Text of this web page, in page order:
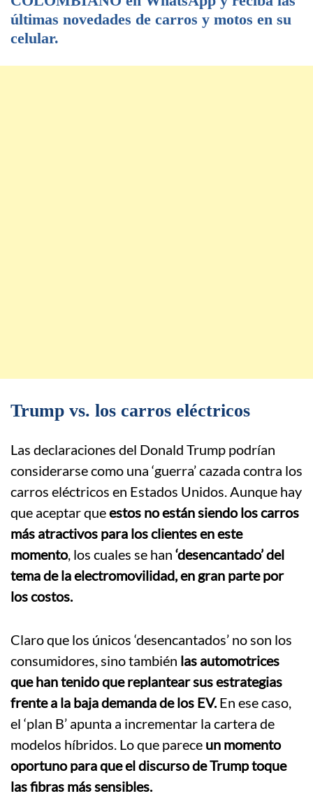
últimas novedades de carros y motos en su
celular.
Trump vs. los carros eléctricos
Las declaraciones del Donald Trump podrían
considerarse como una ‘guerra’ cazada contra los
carros eléctricos en Estados Unidos. Aunque hay
que aceptar queestos no están siendo los carros
más atractivos para los clientes en este
momento, los cuales se han ‘desencantado’ del
tema de la electromovilidad, en gran parte por
los costos.
Claro que los únicos ‘desencantados’ no son los
consumidores, sino también las automotrices
que han tenido que replantear sus estrategias
frente a la baja demanda de los EV.En ese caso,
el ‘plan B’ apunta a incrementar la cartera de
modelos híbridos. Lo que parece un momento
oportuno para que el discurso de Trump toque
las fibras más sensibles.